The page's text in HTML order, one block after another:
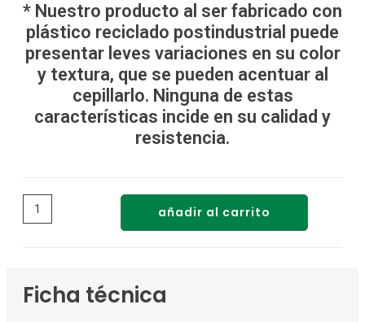
* Nuestro producto al ser fabricado con
plástico reciclado postindustrial puede
presentar leves variaciones en su color
y textura, que se pueden acentuar al
cepillarlo. Ninguna de estas
características incide en su calidad y
resistencia.
añadir al carrito
Ficha técnica